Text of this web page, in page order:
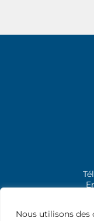
Nous utilisons des